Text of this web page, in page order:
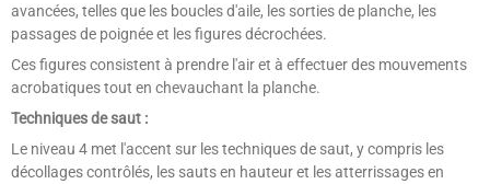
avancées, telles que les boucles d'aile, les sorties de planche, les
passages de poignée et les figures décrochées.
Ces figures consistent à prendre l'air et à effectuer des mouvements
acrobatiques tout en chevauchant la planche.
Techniques de saut :
Le niveau 4 met l'accent sur les techniques de saut, y compris les
décollages contrôlés, les sauts en hauteur et les atterrissages en